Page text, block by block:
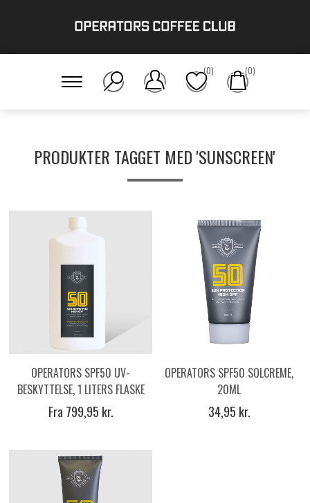
(0) (0)
PRODUKTER TAGGET MED 'SUNSCREEN'
OPERATORS SPF50 UV-
BESKYTTELSE, 1 LITERS FLASKE
Fra 799,95 kr.
OPERATORS SPF50 SOLCREME,
20ML
34,95 kr.